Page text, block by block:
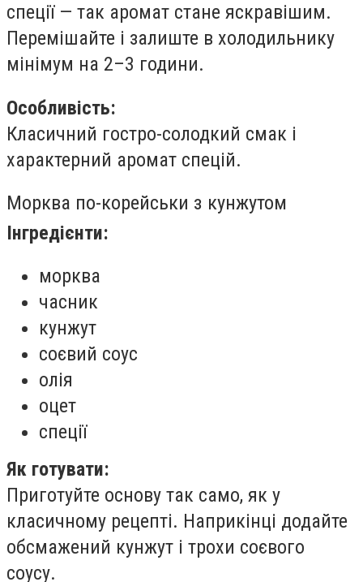
спеції — так аромат стане яскравішим.
Перемішайте і залиште в холодильнику
мінімум на 2–3 години.
Особливість:
Класичний гостро-солодкий смак і
характерний аромат спецій.
Морква по-корейськи з кунжутом
Інгредієнти:
морква
часник
кунжут
соєвий соус
олія
оцет
спеції
Як готувати:
Приготуйте основу так само, як у
класичному рецепті. Наприкінці додайте
обсмажений кунжут і трохи соєвого
соусу.